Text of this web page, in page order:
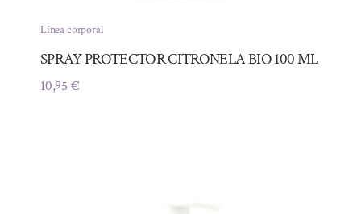
Línea corporal
SPRAY PROTECTOR CITRONELA BIO 100 ML
10,95 €